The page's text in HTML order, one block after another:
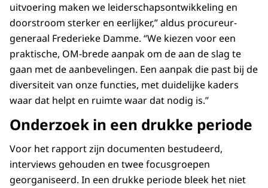
uitvoering maken we leiderschapsontwikkeling en
doorstroom sterker en eerlijker,” aldus procureur-
generaal Frederieke Damme. “We kiezen voor een
praktische, OM-brede aanpak om de aan de slag te
gaan met de aanbevelingen. Een aanpak die past bij de
diversiteit van onze functies, met duidelijke kaders
waar dat helpt en ruimte waar dat nodig is.”
Onderzoek in een drukke periode
Voor het rapport zijn documenten bestudeerd,
interviews gehouden en twee focusgroepen
georganiseerd. In een drukke periode bleek het niet